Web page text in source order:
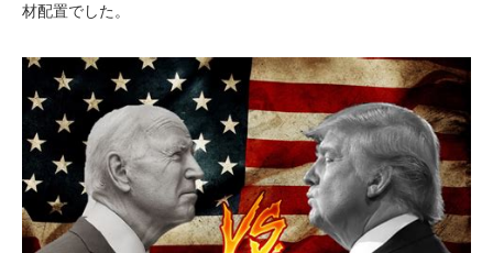
材配置でした。